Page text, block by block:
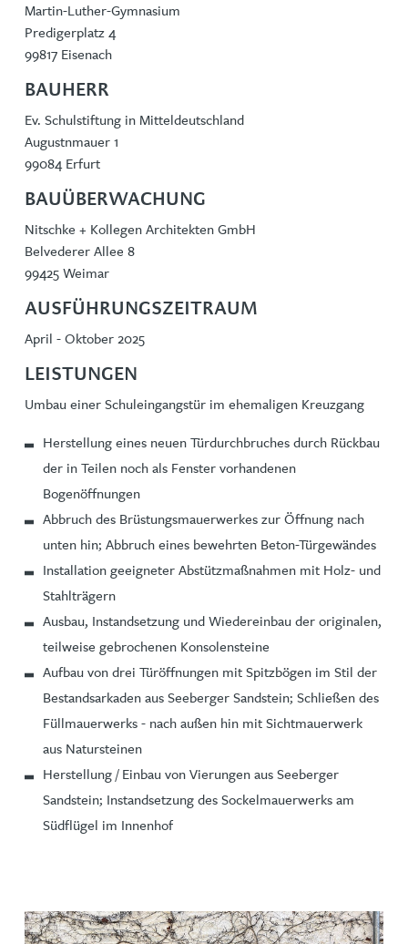
Martin-Luther-Gymnasium
Predigerplatz 4
99817 Eisenach
BAUHERR
Ev. Schulstiftung in Mitteldeutschland
Augustnmauer 1
99084 Erfurt
BAUÜBERWACHUNG
Nitschke + Kollegen Architekten GmbH
Belvederer Allee 8
99425 Weimar
AUSFÜHRUNGSZEITRAUM
April - Oktober 2025
LEISTUNGEN
Umbau einer Schuleingangstür im ehemaligen Kreuzgang
Herstellung eines neuen Türdurchbruches durch Rückbau
der in Teilen noch als Fenster vorhandenen
Bogenöffnungen
Abbruch des Brüstungsmauerwerkes zur Öffnung nach
unten hin; Abbruch eines bewehrten Beton-Türgewändes
Installation geeigneter Abstützmaßnahmen mit Holz- und
Stahlträgern
Ausbau, Instandsetzung und Wiedereinbau der originalen,
teilweise gebrochenen Konsolensteine
Aufbau von drei Türöffnungen mit Spitzbögen im Stil der
Bestandsarkaden aus Seeberger Sandstein; Schließen des
Füllmauerwerks - nach außen hin mit Sichtmauerwerk
aus Natursteinen
Herstellung / Einbau von Vierungen aus Seeberger
Sandstein; Instandsetzung des Sockelmauerwerks am
Südflügel im Innenhof